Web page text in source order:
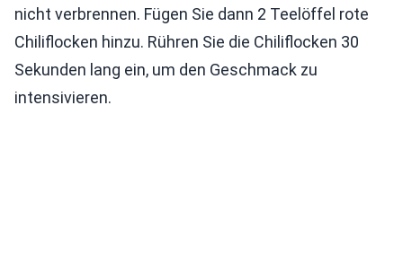
nicht verbrennen. Fügen Sie dann 2 Teelöffel rote
Chiliflocken hinzu. Rühren Sie die Chiliflocken 30
Sekunden lang ein, um den Geschmack zu
intensivieren.